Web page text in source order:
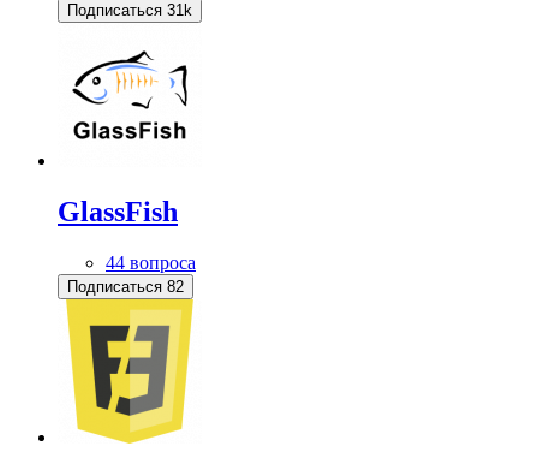
Подписаться 31k
GlassFish
44 вопроса
Подписаться 82